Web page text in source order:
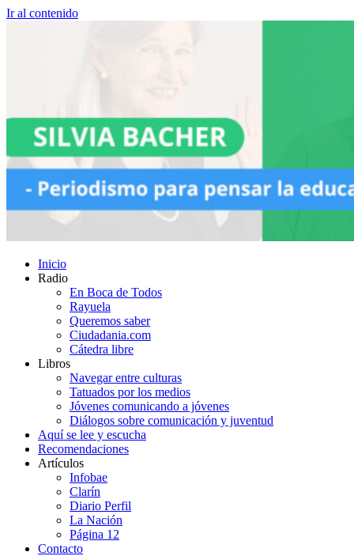
Ir al contenido
Inicio
Radio
En Boca de Todos
Rayuela
Queremos saber
Ciudadania.com
Cátedra libre
Libros
Navegar entre culturas
Tatuados por los medios
Jóvenes comunicando a jóvenes
Diálogos sobre comunicación y juventud
Aquí se lee y escucha
Recomendaciones
Artículos
Infobae
Clarín
Diario Perfil
La Nación
Página 12
Contacto